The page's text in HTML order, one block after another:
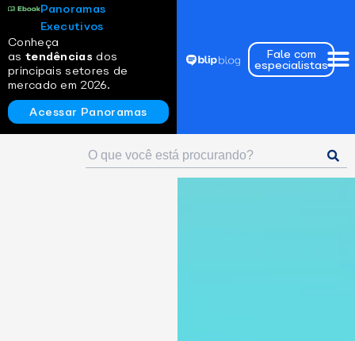
Panoramas
Executivos
Conheça
as tendências dos
principais setores de
mercado em 2026.
Acessar Panoramas
Fale com
especialistas